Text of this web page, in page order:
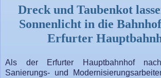
Dreck und Taubenkot
Sonnenlicht in die
Erfurter
Als der Erfurter Hauptbahnhof nach
Sanierungs- und